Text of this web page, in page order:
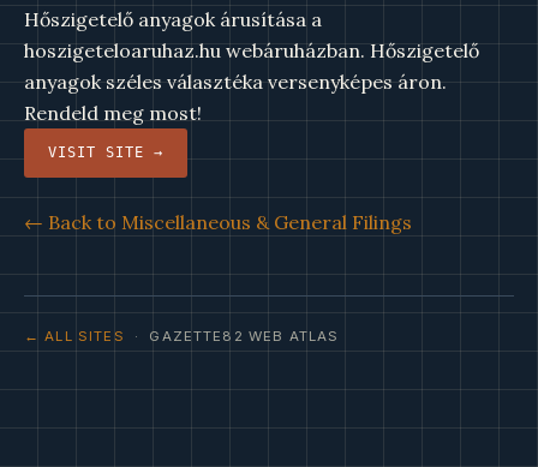
Hőszigetelő anyagok árusítása a
hoszigeteloaruhaz.hu webáruházban. Hőszigetelő
anyagok széles választéka versenyképes áron.
Rendeld meg most!
VISIT SITE →
← Back to Miscellaneous & General Filings
← ALL SITES · GAZETTE82 WEB ATLAS